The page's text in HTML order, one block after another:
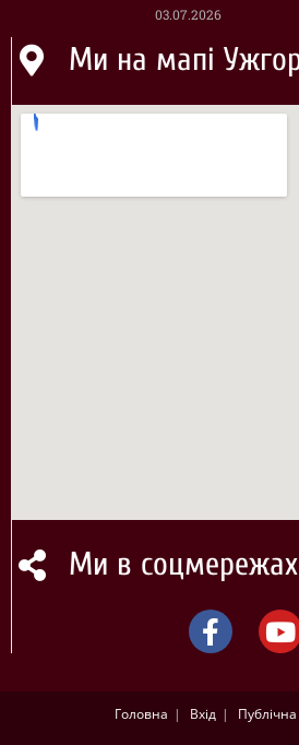
03.07.2026
Ми на мапі
Ми в соцмережах
Головна Вхід